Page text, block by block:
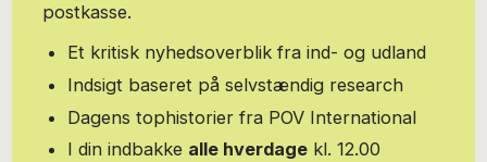
postkasse.
Et kritisk nyhedsoverblik fra ind- og udland
Indsigt baseret på selvstændig research
Dagens tophistorier fra POV International
I din indbakke alle hverdage kl. 12.00